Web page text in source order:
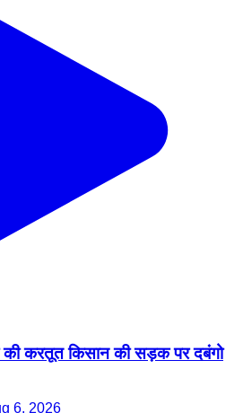
की करतूत किसान की सड़क पर दबंगो
6, 2026